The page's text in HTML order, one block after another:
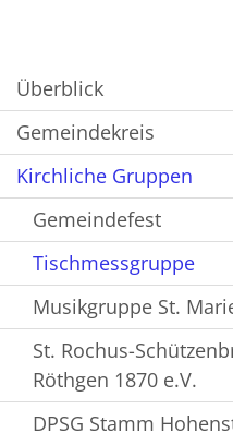
Überblick
Gemeindekreis
Kirchliche Gruppen
Gemeindefest
Tischmessgruppe
Musikgruppe St.
St. Rochus-
Röthgen 1870 e.V.
DPSG Stamm